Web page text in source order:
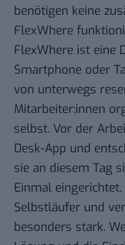
benötigen keine
FlexWhere
FlexWhere ist eine
Smartphone oder
von unterwegs
Mitarbeiter:innen
selbst. Vor der
Desk-App und
sie an diesem Tag
Einmal
Selbstläufer und
besonders stark.